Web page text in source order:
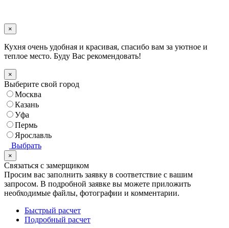
×
Кухня очень удобная и красивая, спасибо вам за уютное и
теплое место. Буду Вас рекомендовать!
×
Выберите свой город
Москва
Казань
Уфа
Пермь
Ярославль
Выбрать
×
Связаться с замерщиком
Просим вас заполнить заявку в соответствие с вашим
запросом. В подробной заявке вы можете приложить
необходимые файлы, фотографии и комментарии.
Быстрый расчет
Подробный расчет